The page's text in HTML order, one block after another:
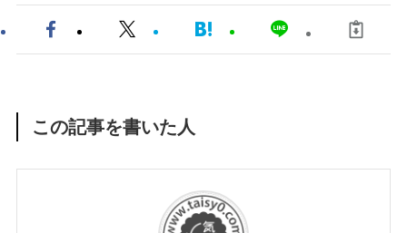
この記事を書いた人